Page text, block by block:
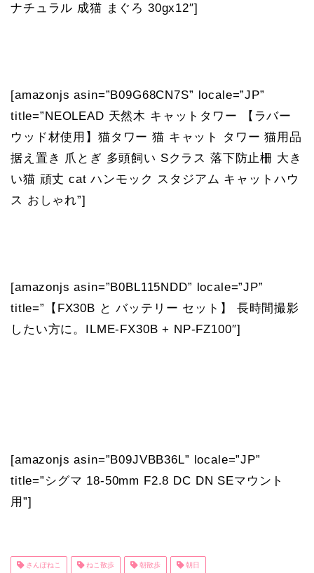
ナチュラル 成猫 まぐろ 30gx12″]
[amazonjs asin=”B09G68CN7S” locale=”JP”
title=”NEOLEAD 天然木 キャットタワー 【ラバー
ウッド材使用】猫タワー 猫 キャット タワー 猫用品
据え置き 爪とぎ 多頭飼い Sクラス 落下防止柵 大き
い猫 頑丈 cat ハンモック スタジアム キャットハウ
ス おしゃれ”]
[amazonjs asin=”B0BL115NDD” locale=”JP”
title=”【FX30B と バッテリー セット】 長時間撮影
したい方に。ILME-FX30B + NP-FZ100″]
[amazonjs asin=”B09JVBB36L” locale=”JP”
title=”シグマ 18-50mm F2.8 DC DN SEマウント
用”]
さんぽねこ ねこ散歩 朝散歩 朝日